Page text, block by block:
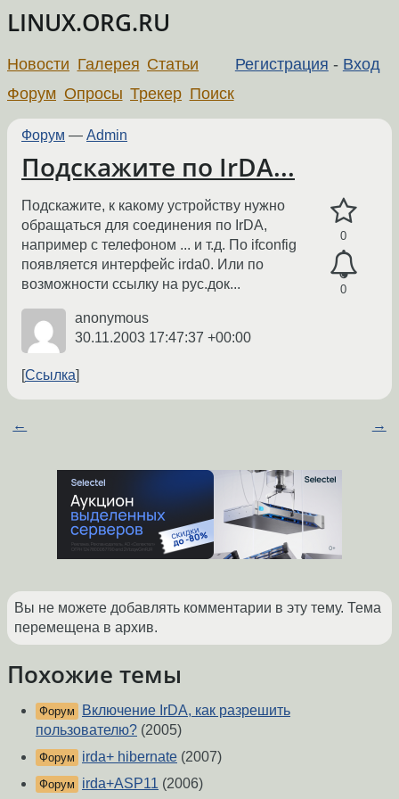
LINUX.ORG.RU
Регистрация - Вход
Новости Галерея Статьи
Форум Опросы Трекер Поиск
Форум — Admin
Подскажите по IrDA...
0
0
Подскажите, к какому устройству нужно
обращаться для соединения по IrDA,
например с телефоном ... и т.д. По ifconfig
появляется интерфейс irda0. Или по
возможности ссылку на рус.док...
anonymous
30.11.2003 17:47:37 +00:00
Ссылка
← →
Вы не можете добавлять комментарии в эту тему. Тема
перемещена в архив.
Похожие темы
Форум
Включение IrDA, как разрешить
пользователю? (2005)
Форум irda+ hibernate (2007)
Форум irda+ASP11 (2006)